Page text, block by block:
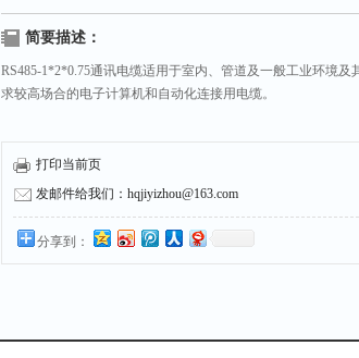
简要描述：
RS485-1*2*0.75通讯电缆适用于室内、管道及一般工业环境及
求较高场合的电子计算机和自动化连接用电缆。
打印当前页
发邮件给我们：hqjiyizhou@163.com
分享到：